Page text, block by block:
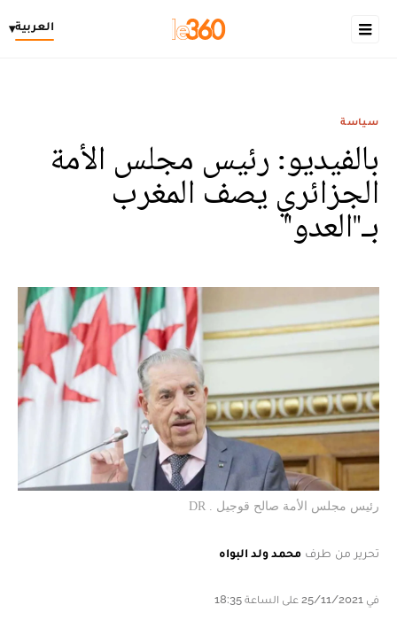
العربية▾
سياسة
بالفيديو: رئيس مجلس الأمة
الجزائري يصف المغرب
بـ"العدو"
رئيس مجلس الأمة صالح قوجيل . DR
تحرير من طرف محمد ولد البواه
في 25/11/2021 على الساعة 18:35